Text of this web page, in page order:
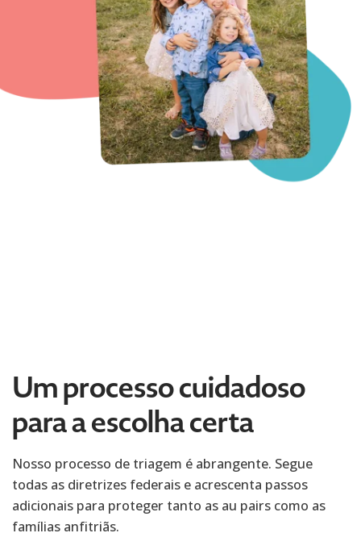
Um processo cuidadoso
para a escolha certa
Nosso processo de triagem é abrangente. Segue
todas as diretrizes federais e acrescenta passos
adicionais para proteger tanto as au pairs como as
famílias anfitriãs.